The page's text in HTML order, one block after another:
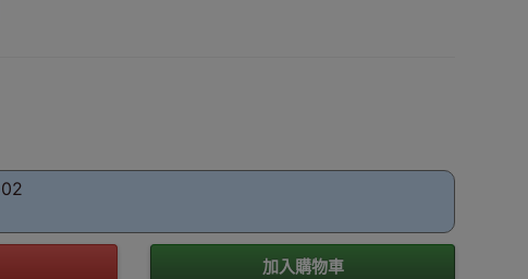
加入購物車